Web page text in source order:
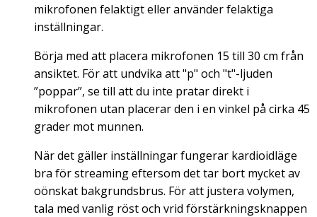
mikrofonen felaktigt eller använder felaktiga
inställningar.
Börja med att placera mikrofonen 15 till 30 cm från
ansiktet. För att undvika att "p" och "t"-ljuden
”poppar”, se till att du inte pratar direkt i
mikrofonen utan placerar den i en vinkel på cirka 45
grader mot munnen.
När det gäller inställningar fungerar kardioidläge
bra för streaming eftersom det tar bort mycket av
oönskat bakgrundsbrus. För att justera volymen,
tala med vanlig röst och vrid förstärkningsknappen